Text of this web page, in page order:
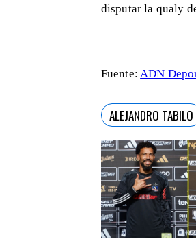
disputar la qualy
Fuente:ADN
ALEJANDRO TABILO